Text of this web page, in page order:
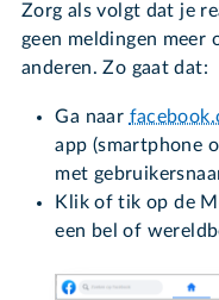
Zorg als volgt dat je
geen meldingen meer
anderen. Zo gaat dat:
Ga naar
app (smartphone
met
Klik of tik op de
een bel of